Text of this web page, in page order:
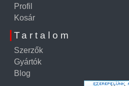
Profil
Kosár
Tartalom
Szerzők
Gyártók
Blog